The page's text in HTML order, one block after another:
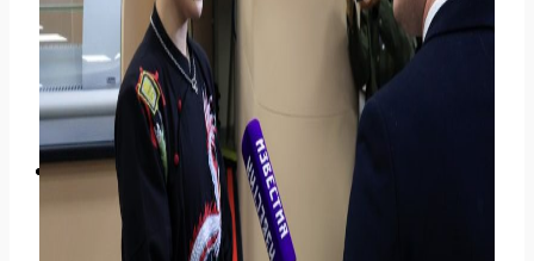
Phong Cách & Thời Trang
Chuyện tình cảm
Gia Đình Sao
Sao & Doanh Nghiệp
Sự Kiện Hot
Lễ Trao Giải